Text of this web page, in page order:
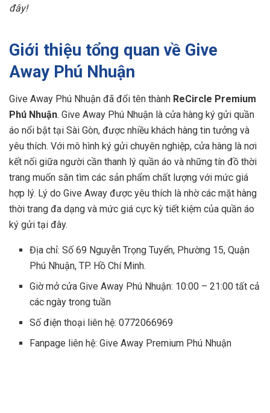
đây!
Giới thiệu tổng quan về Give
Away Phú Nhuận
Give Away Phú Nhuận đã đổi tên thành ReCircle Premium
Phú Nhuận. Give Away Phú Nhuận là cửa hàng ký gửi quần
áo nổi bật tại Sài Gòn, được nhiều khách hàng tin tưởng và
yêu thích. Với mô hình ký gửi chuyên nghiệp, cửa hàng là nơi
kết nối giữa người cần thanh lý quần áo và những tín đồ thời
trang muốn săn tìm các sản phẩm chất lượng với mức giá
hợp lý. Lý do Give Away được yêu thích là nhờ các mặt hàng
thời trang đa dạng và mức giá cực kỳ tiết kiệm của quần áo
ký gửi tại đây.
Địa chỉ: Số 69 Nguyễn Trọng Tuyển, Phường 15, Quận
Phú Nhuận, TP. Hồ Chí Minh.
Giờ mở cửa Give Away Phú Nhuận: 10:00 – 21:00 tất cả
các ngày trong tuần
Số điện thoại liên hệ: 0772066969
Fanpage liên hệ: Give Away Premium Phú Nhuận